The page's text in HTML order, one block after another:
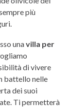
più
unavilla per
di vivere
battello nelle
dei suoi
Ti permetterà